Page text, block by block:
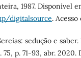
1987. Disponível
digitalsource.
sedução e
p. 71-93, abr. 2020.